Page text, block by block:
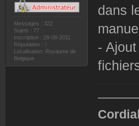
Messages : 322
Sujets : 77
Inscription : 28-08-2011
Réputation :
Localisation: Royaume de
Belgique
dans
-